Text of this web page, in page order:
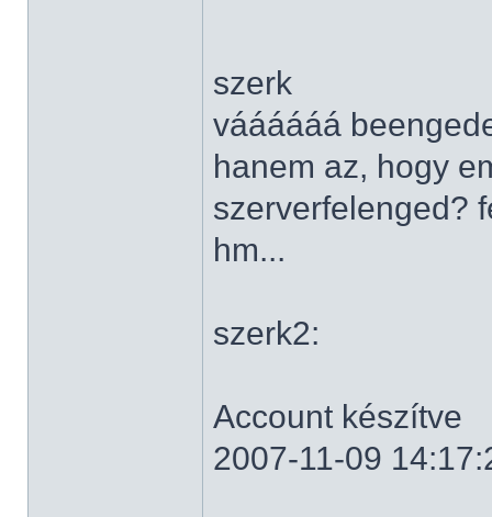
szerk
váááááá
hanem az, hogy
szerverfelenged?
hm...
szerk2:
Account készítve
2007-11-09